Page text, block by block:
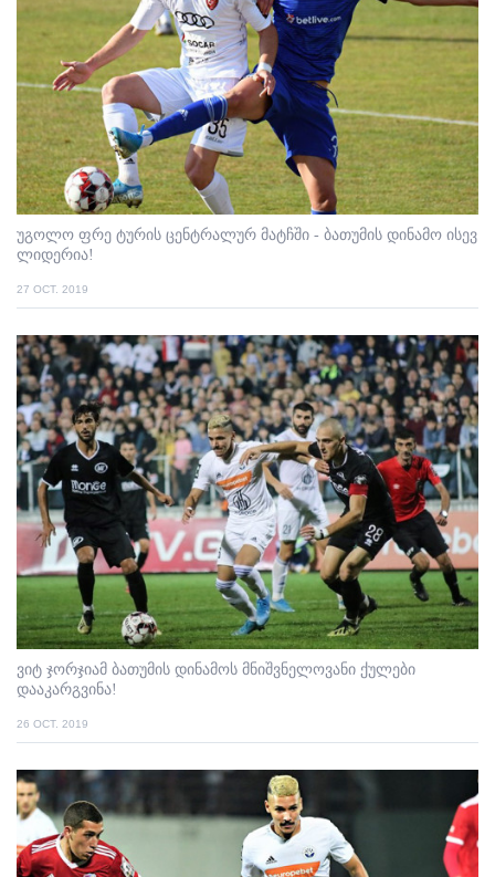
უგოლო ფრე ტურის ცენტრალურ მატჩში - ბათუმის დინამო ისევ
ლიდერია!
27 OCT. 2019
ვიტ ჯორჯიამ ბათუმის დინამოს მნიშვნელოვანი ქულები
დააკარგვინა!
26 OCT. 2019